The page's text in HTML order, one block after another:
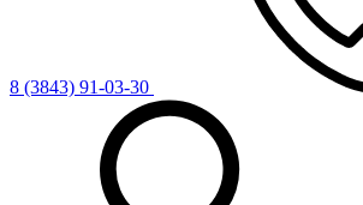
8 (3843) 91-03-30